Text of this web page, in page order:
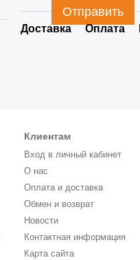
Отправить
Доставка Оплата
Клиентам
Вход в личный кабинет
О нас
Оплата и доставка
Обмен и возврат
Новости
Контактная информация
Карта сайта